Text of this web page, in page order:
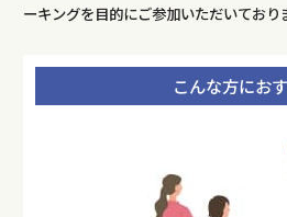
ーキングを目的にご参加いただいており
こんな方にお